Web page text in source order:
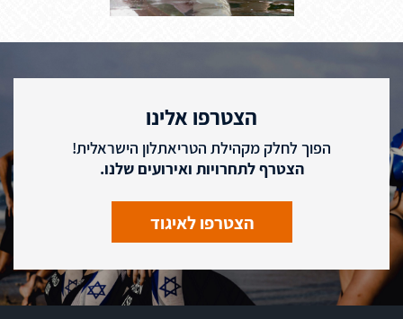
כדי
הצטרפו אלינו
הפוך לחלק מקהילת הטריאתלון הישראלית!
הצטרף לתחרויות ואירועים שלנו.
הצטרפו לאיגוד